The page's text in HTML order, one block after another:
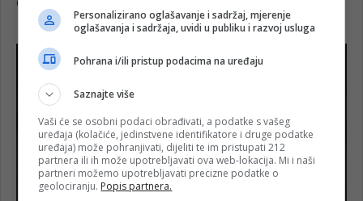
Personalizirano oglašavanje i sadržaj, mjerenje
oglašavanja i sadržaja, uvidi u publiku i razvoj usluga
Pohrana i/ili pristup podacima na uređaju
Saznajte više
Vaši će se osobni podaci obrađivati, a podatke s vašeg
uređaja (kolačiće, jedinstvene identifikatore i druge podatke
uređaja) može pohranjivati, dijeliti te im pristupati 212
partnera ili ih može upotrebljavati ova web-lokacija. Mi i naši
partneri možemo upotrebljavati precizne podatke o
geolociranju. Popis partnera.